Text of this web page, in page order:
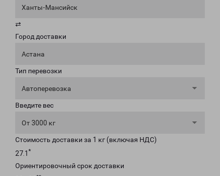
Ханты-Мансийск
⇄
Город доставки
Астана
Тип перевозки
Автоперевозка
Введите вес
От 3000 кг
Стоимость доставки за 1 кг (включая НДС)
27.1 *
Ориентировочный срок доставки